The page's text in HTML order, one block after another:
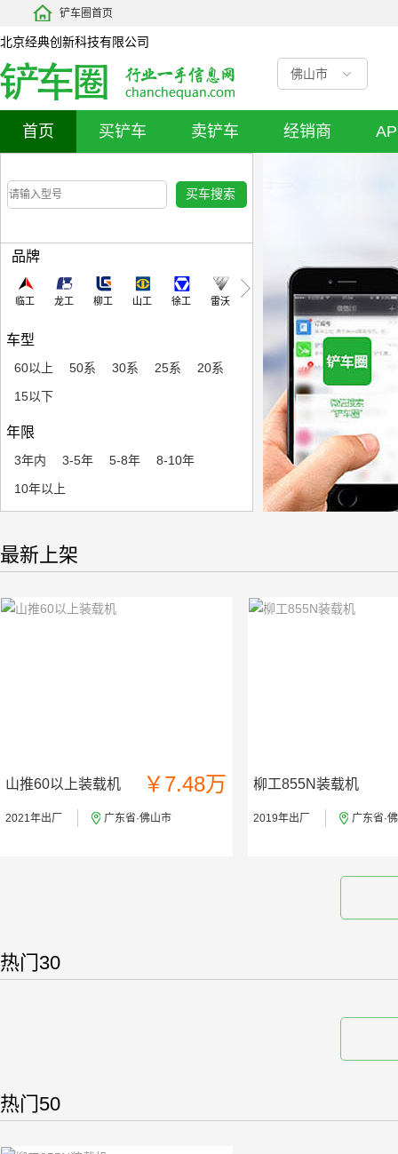
铲车圈首页
北京经典创新科技有限公司
佛山市
首页 买铲车 卖铲车 经销商
品牌
临工 龙工 柳工 山工 徐工 雷沃
车型
60以上 50系 30系 25系
20系
15以下
年限
3年内 3-5年 5-8年
8-10年
10年以上
最新上架
山推60以上装载机 ￥7.48万
2021年出厂 广东省·佛山市
柳工855N装载机
2019年出厂 广东省·
热门30
热门50